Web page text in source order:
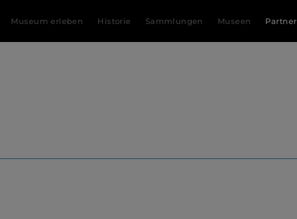
Museum erleben Historie Sammlungen Museen Partner